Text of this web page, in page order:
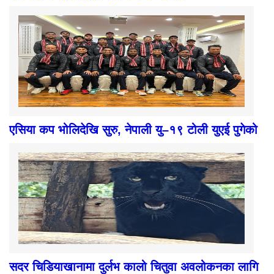
एसिया कप भोलिदेखि सुरु, नेपाली यु–१९ टोली युएई पुगेको
सदर चिडियाखानामा दुर्लभ कालो चितुवा अवलोकनका लागि